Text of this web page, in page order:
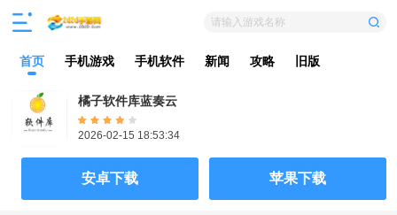
请输入游戏名称
首页 手机游戏 手机软件 新闻 攻略 旧版
橘子软件库蓝奏云
2026-02-15 18:53:34
安卓下载 苹果下载